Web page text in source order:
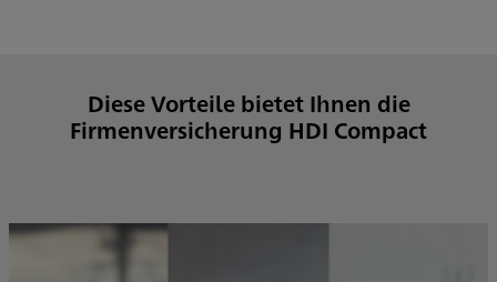
Diese Vorteile bietet Ihnen die
Firmenversicherung HDI Compact